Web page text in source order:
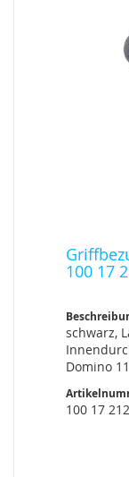
100 17
schwarz,
Domino
100 17 212